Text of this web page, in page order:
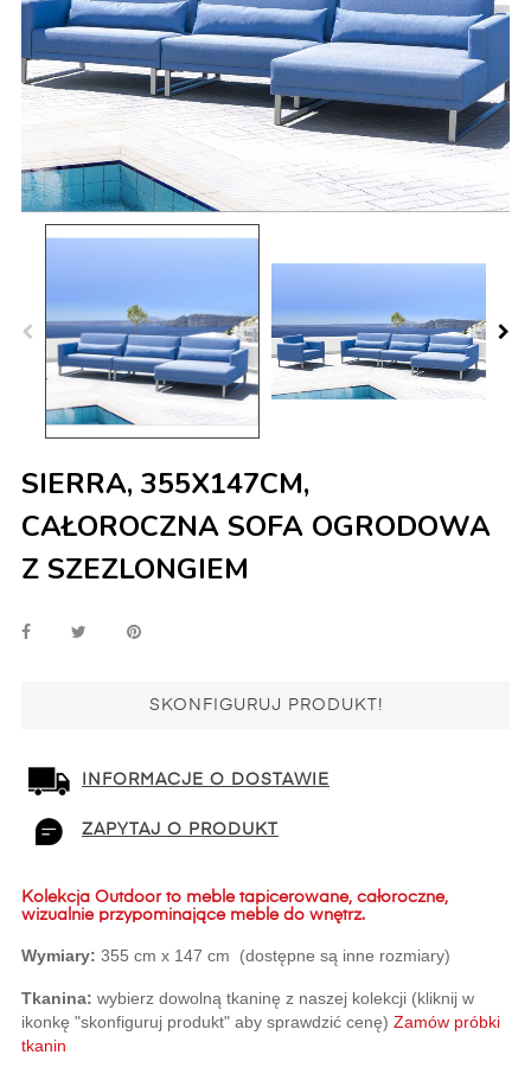
SIERRA, 355X147CM,
CAŁOROCZNA SOFA OGRODOWA
Z SZEZLONGIEM
SKONFIGURUJ PRODUKT!
INFORMACJE O DOSTAWIE
ZAPYTAJ O PRODUKT
Kolekcja Outdoor to meble tapicerowane, całoroczne,
wizualnie przypominające meble do wnętrz.
Wymiary: 355 cm x 147 cm  (dostępne są inne rozmiary)
Tkanina: wybierz dowolną tkaninę z naszej kolekcji (kliknij w
ikonkę "skonfiguruj produkt" aby sprawdzić cenę) Zamów próbki
tkanin